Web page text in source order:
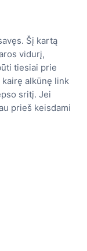
Šį kartą
vidurį,
tiesiai prie
alkūnę link
sritį. Jei
prieš keisdami